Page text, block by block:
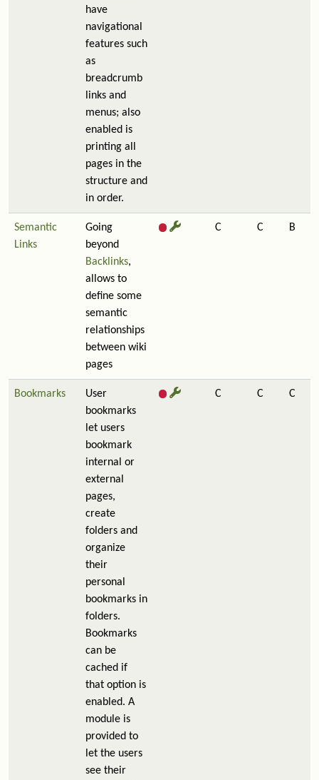
have
navigational
features such
as
breadcrumb
links and
menus; also
enabled is
printing all
pages in the
structure and
in order.
Semantic
Links
Going
beyond
Backlinks,
allows to
define some
semantic
relationships
between wiki
pages
C C B
Bookmarks
User
bookmarks
let users
bookmark
internal or
external
pages,
create
folders and
organize
their
personal
bookmarks in
folders.
Bookmarks
can be
cached if
that option is
enabled. A
module is
provided to
let the users
see their
C C C